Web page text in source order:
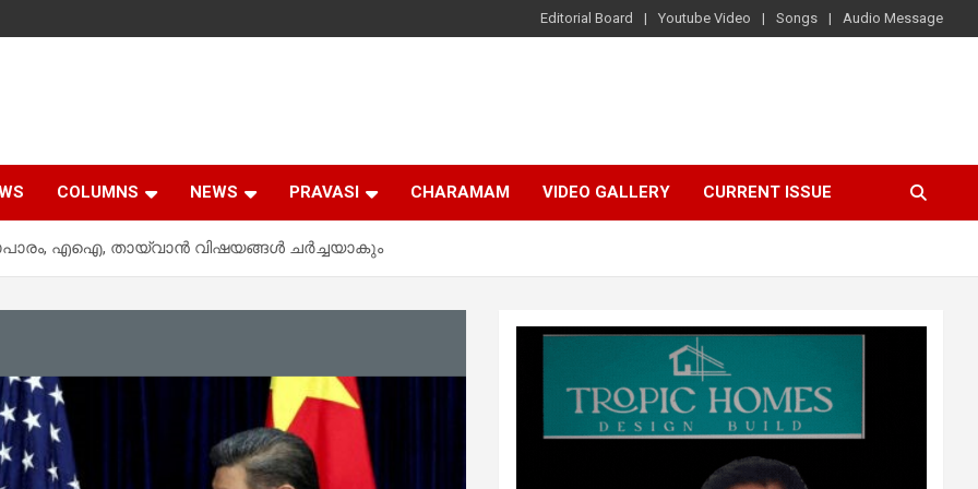
Editorial Board Youtube Video Songs Audio Message
COLUMNS NEWS PRAVASI CHARAMAM VIDEO GALLERY CURRENT ISSUE
എഐ, തായ്‌വാൻ വിഷയങ്ങൾ ചർച്ചയാകും